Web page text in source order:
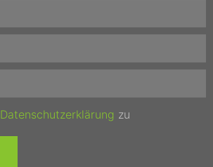
Datenschutzerklärung zu